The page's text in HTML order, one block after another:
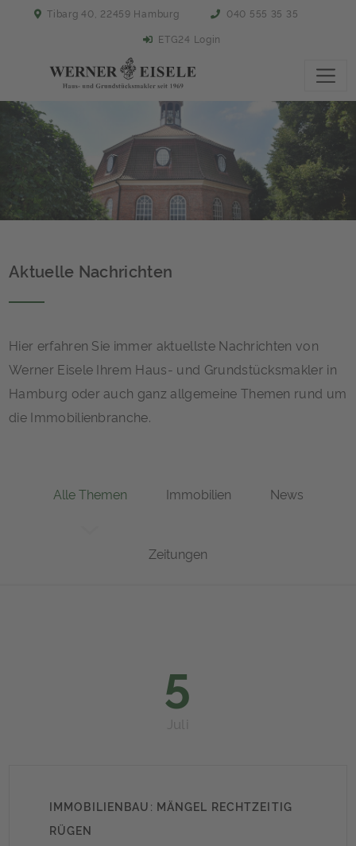
Tibarg 40, 22459 Hamburg
040 555 35 35
ETG24 Login
Aktuelle Nachrichten
Hier erfahren Sie immer aktuellste Nachrichten von
Werner Eisele Ihrem Haus- und Grundstücksmakler in
Hamburg oder auch ganz allgemeine Themen rund um
die Immobilienbranche.
Alle Themen Immobilien News
Zeitungen
5
IMMOBILIENBAU: MÄNGEL RECHTZEITIG
RÜGEN